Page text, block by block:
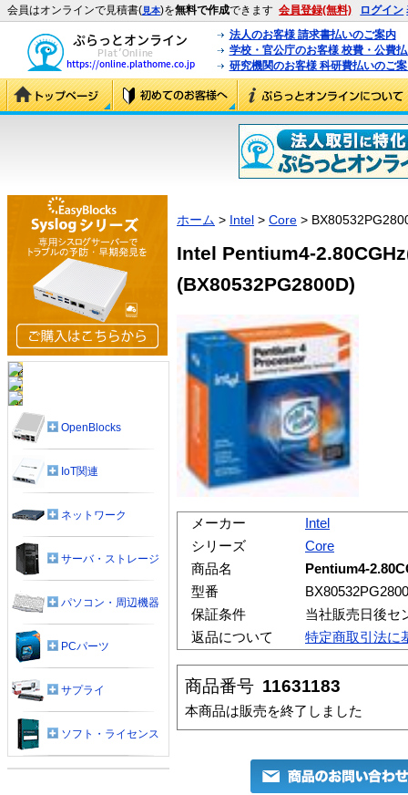
会員はオンラインで見積書(見本)を無料で作成できます 会員登録(無料) ログイン
法人のお客様 請求書払いのご案内
学校・官公庁のお客様 校費・公費
研究機関のお客様 科研費払いのご
ホーム > Intel > Core >
Intel Pentium4-
(BX80532PG2800D)
メーカー
Intel
シリーズ
Core
商品名
Pentium4-
型番
保証条件
当社販売日後セ
返品について
特定商取引法に
商品番号 11631183
本商品は販売を終了しました
OpenBlocks
IoT関連
ネットワーク
サーバ・ストレージ
パソコン・周辺機器
PCパーツ
サプライ
ソフト・ライセンス